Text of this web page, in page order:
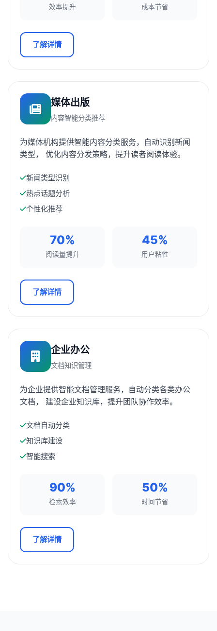
效率提升 成本节省
了解详情
媒体出版
内容智能分类推荐
为媒体机构提供智能内容分类服务，自动识别新闻
类型， 优化内容分发策略，提升读者阅读体验。
新闻类型识别
热点话题分析
个性化推荐
70%
阅读量提升
45%
用户粘性
了解详情
企业办公
文档知识管理
为企业提供智能文档管理服务，自动分类各类办公
文档， 建设企业知识库，提升团队协作效率。
文档自动分类
知识库建设
智能搜索
90%
检索效率
50%
时间节省
了解详情